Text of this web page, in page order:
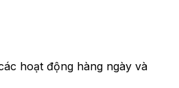
hoạt động hàng ngày và